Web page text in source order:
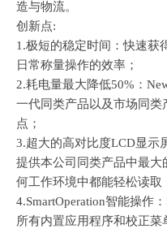
造与物流。
创新点:
1.极短的稳定时间：快速获
日常称量操作的效率；
2.耗电量最大降低50%：
一代同类产品以及市场同
点；
3.超大的高对比度LCD显示
提供本公司同类产品中最
何工作环境中都能轻松读取
4.SmartOperation智能操作
所有内置应用程序和校正菜